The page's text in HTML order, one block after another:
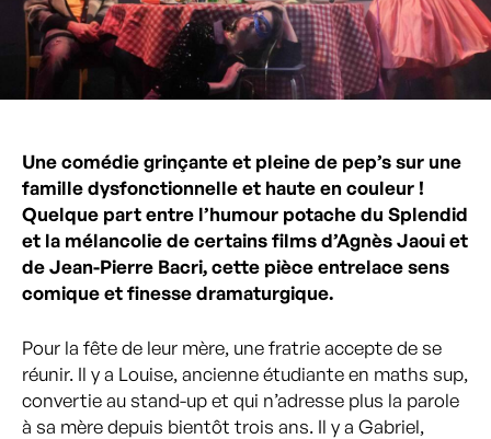
Une comédie grinçante et pleine de pep’s sur une
famille dysfonctionnelle et haute en couleur !
Quelque part entre l’humour potache du Splendid
et la mélancolie de certains films d’Agnès Jaoui et
de Jean-Pierre Bacri, cette pièce entrelace sens
comique et finesse dramaturgique.
Pour la fête de leur mère, une fratrie accepte de se
réunir. Il y a Louise, ancienne étudiante en maths sup,
convertie au stand-up et qui n’adresse plus la parole
à sa mère depuis bientôt trois ans. Il y a Gabriel,